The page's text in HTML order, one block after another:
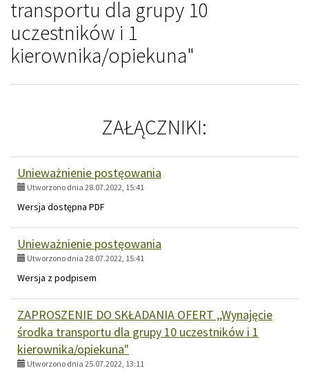
transportu dla grupy 10
uczestników i 1
kierownika/opiekuna"
ZAŁĄCZNIKI:
Unieważnienie postęowania
Utworzono dnia 28.07.2022, 15:41
Wersja dostępna PDF
Unieważnienie postęowania
Utworzono dnia 28.07.2022, 15:41
Wersja z podpisem
ZAPROSZENIE DO SKŁADANIA OFERT ,,Wynajęcie
środka transportu dla grupy 10 uczestników i 1
kierownika/opiekuna"
Utworzono dnia 25.07.2022, 13:11